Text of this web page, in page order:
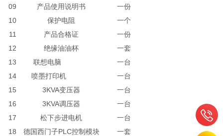
09
产品使用说明书
一份
10
保护电阻
一个
11
产品合格证
一份
12
绝缘油油杯
一套
13
联想电脑
一台
14
喷墨打印机
一台
15
3KVA变压器
一台
16
3KVA调压器
一台
17
松下步进电机
一台
18
德国西门子PLC控制模块
一套